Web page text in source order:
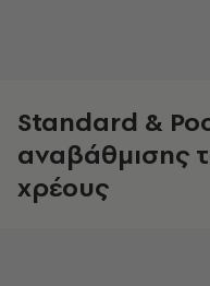
Standard &
αναβάθμισης
χρέους